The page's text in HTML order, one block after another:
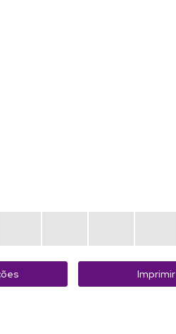
Imprimir